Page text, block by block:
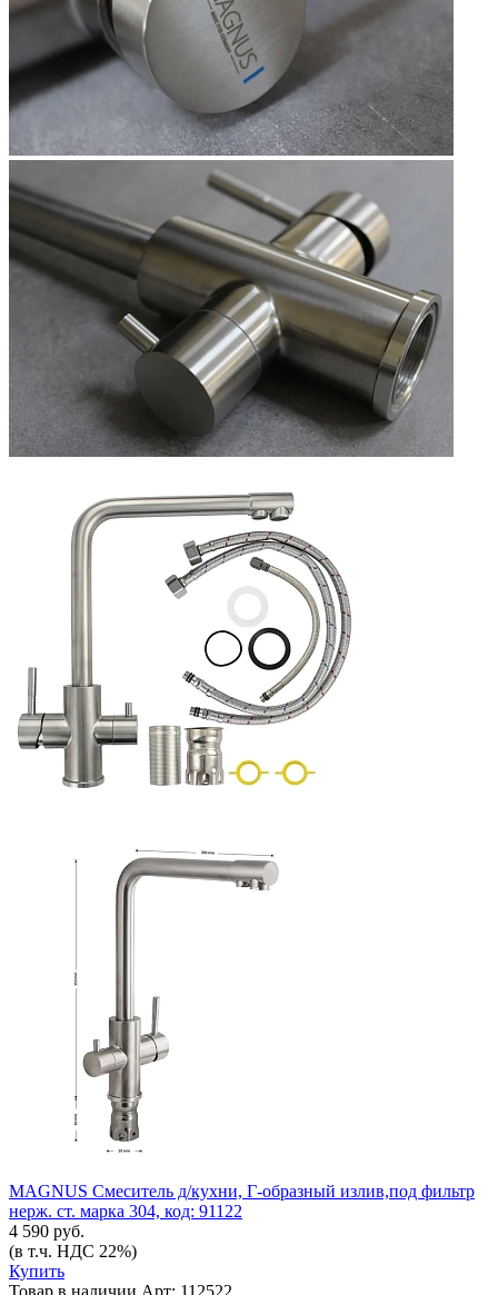
MAGNUS Смеситель д/кухни, Г-образный излив,под фильтр
нерж. ст. марка 304, код: 91122
4 590 руб.
(в т.ч. НДС 22%)
Купить